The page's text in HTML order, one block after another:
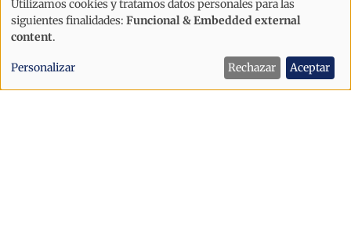
Uso
de
datos
personales
Utilizamos cookies y tratamos datos personales para las
siguientes finalidades: Funcional & Embedded external
content.
Personalizar Rechazar Aceptar